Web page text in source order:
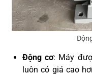
Động cơ: Máy
luôn có giá cao